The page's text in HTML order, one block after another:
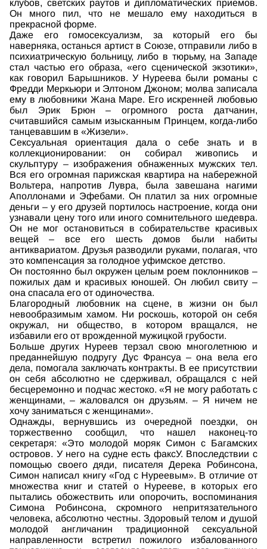
клубов, светских раутов и дипломатических приемов.
Он много пил, что не мешало ему находиться в
прекрасной форме.
Даже его гомосексуализм, за который его бы
наверняка, останься артист в Союзе, отправили либо в
психиатрическую больницу, либо в тюрьму, на Западе
стал частью его образа, «его сценической экзотики»,
как говорил Барышников. У Нуреева были романы с
Фредди Меркьюри и Элтоном Джоном; молва записала
ему в любовники Жана Маре. Его искренней любовью
был Эрик Брюн – огромного роста датчанин,
считавшийся самым изысканным Принцем, когда-либо
танцевавшим в «Жизели».
Сексуальная ориентация дала о себе знать и в
коллекционировании: он собирал живопись и
скульптуру – изображения обнаженных мужских тел.
Вся его огромная парижская квартира на набережной
Вольтера, напротив Лувра, была завешана нагими
Аполлонами и Эфебами. Он платил за них огромные
деньги – у его друзей портилось настроение, когда они
узнавали цену того или иного сомнительного шедевра.
Он не мог остановиться в собирательстве красивых
вещей – все его шесть домов были набиты
антиквариатом. Друзья разводили руками, полагая, что
это компенсация за голодное уфимское детство.
Он постоянно был окружен целым роем поклонников –
пожилых дам и красивых юношей. Он любил свиту –
она спасала его от одиночества.
Благородный любовник на сцене, в жизни он был
невообразимым хамом. Ни роскошь, которой он себя
окружал, ни общество, в котором вращался, не
избавили его от врожденной мужицкой грубости.
Больше других Нуреев терзал свою многолетнюю и
преданнейшую подругу Дус Франсуа – она вела его
дела, помогала заключать контракты. В ее присутствии
он себя абсолютно не сдерживал, обращался с ней
бесцеремонно и подчас жестоко. «Я не могу работать с
женщинами, – жаловался он друзьям. – Я ничем не
хочу заниматься с женщинами».
Однажды, вернувшись из очередной поездки, он
торжественно сообщил, что нашел наконец-то
секретаря: «Это молодой моряк Симон с Багамских
островов. У него на судне есть факсУ. Впоследствии с
помощью своего дяди, писателя Дерека Робинсона,
Симон написал книгу «Год с Нуреевым». В отличие от
множества книг и статей о Нурееве, в которых его
пытались обожествить или опорочить, воспоминания
Симона Робинсона, скромного непритязательного
человека, абсолютно честны. Здоровый телом и душой
молодой англичанин традиционной сексуальной
направленности встретил пожилого избалованного